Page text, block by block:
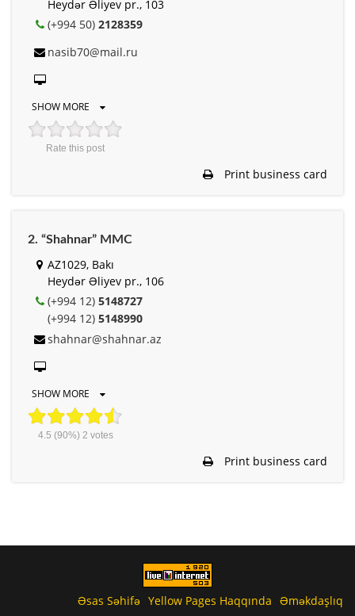
Heydər Əliyev pr., 103
(+994 50) 2128359
nasib70@mail.ru
SHOW MORE
Rate this post
Print business card
2. “Shahnar” MMC
AZ1029, Bakı
Heydər Əliyev pr., 106
(+994 12) 5148727
(+994 12) 5148990
shahnar@shahnar.az
SHOW MORE
4.5 (90%) 2 votes
Print business card
Əsas Səhifə Yellow Pages Haqqında Əməkdaşlıq